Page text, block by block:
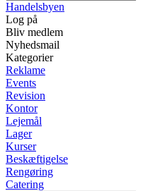
Handelsbyen
Log på
Bliv medlem
Nyhedsmail
Kategorier
Reklame
Events
Revision
Kontor
Lejemål
Lager
Kurser
Beskæftigelse
Rengøring
Catering